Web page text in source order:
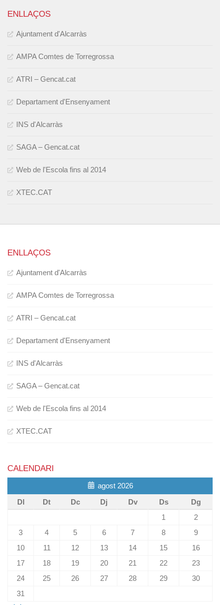
ENLLAÇOS
Ajuntament d'Alcarràs
AMPA Comtes de Torregrossa
ATRI – Gencat.cat
Departament d'Ensenyament
INS d'Alcarràs
SAGA – Gencat.cat
Web de l'Escola fins al 2014
XTEC.CAT
ENLLAÇOS
Ajuntament d'Alcarràs
AMPA Comtes de Torregrossa
ATRI – Gencat.cat
Departament d'Ensenyament
INS d'Alcarràs
SAGA – Gencat.cat
Web de l'Escola fins al 2014
XTEC.CAT
CALENDARI
agost 2026
Dl
Dt Dc Dj Dv Ds
Dg
1
2
3
4 5 6 7 8
9
10
11 12 13 14 15
16
17
18 19 20 21 22
23
24
25 26 27 28 29
30
31